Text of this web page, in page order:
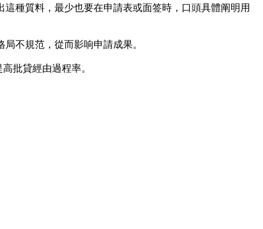
種質料，最少也要在申請表或面签時，口頭具體阐明用
不規范，從而影响申請成果。
批貸經由過程率。